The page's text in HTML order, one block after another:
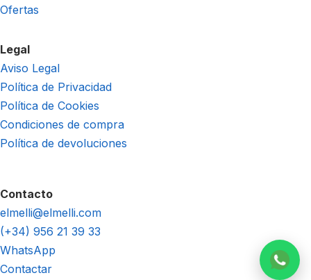
Ofertas
Legal
Aviso Legal
Política de Privacidad
Política de Cookies
Condiciones de compra
Política de devoluciones
Contacto
elmelli@elmelli.com
(+34) 956 21 39 33
WhatsApp
Contactar